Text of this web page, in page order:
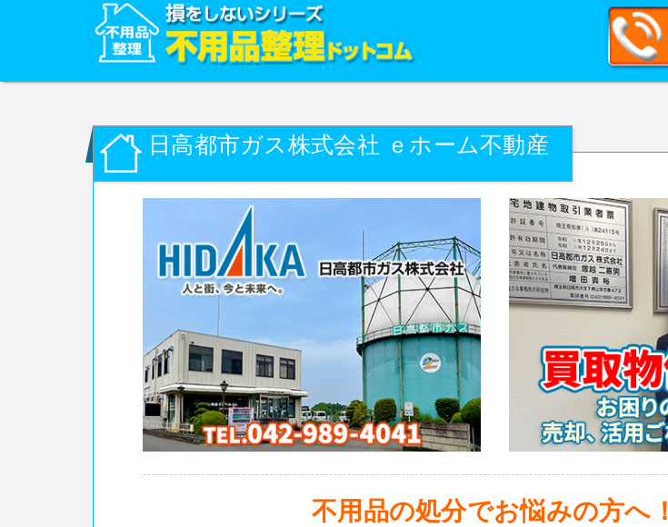
日高都市ガス株式会社 ｅホーム不動産
不用品の処分でお悩みの方へ！